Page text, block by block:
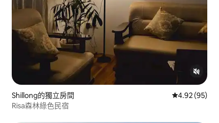
Shillong的獨立房間 從 95 則評價
4.92 (95)
Risa森林綠色民宿